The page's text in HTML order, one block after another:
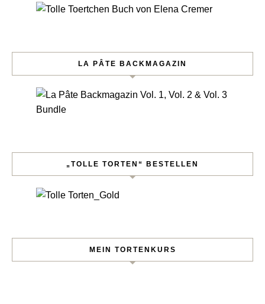
LA PÂTE BACKMAGAZIN
„TOLLE TORTEN“ BESTELLEN
MEIN TORTENKURS